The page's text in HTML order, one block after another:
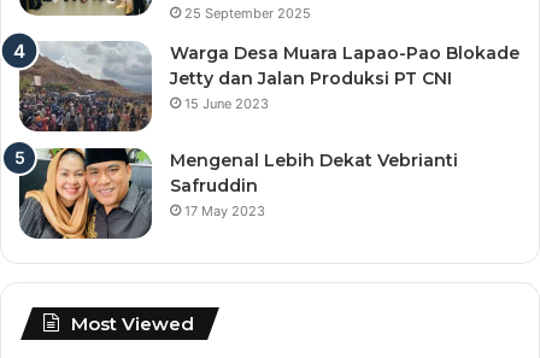
25 September 2025
Warga Desa Muara Lapao-Pao Blokade
Jetty dan Jalan Produksi PT CNI
15 June 2023
Mengenal Lebih Dekat Vebrianti
Safruddin
17 May 2023
Most Viewed